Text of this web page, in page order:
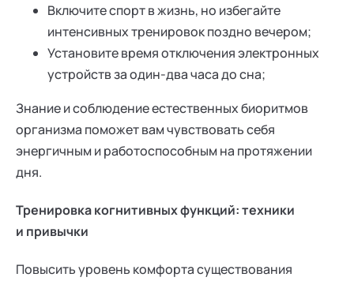
Включите спорт в жизнь, но избегайте
интенсивных тренировок поздно вечером;
Установите время отключения электронных
устройств за один-два часа до сна;
Знание и соблюдение естественных биоритмов
организма поможет вам чувствовать себя
энергичным и работоспособным на протяжении
дня.
Тренировка когнитивных функций: техники
и привычки
Повысить уровень комфорта существования